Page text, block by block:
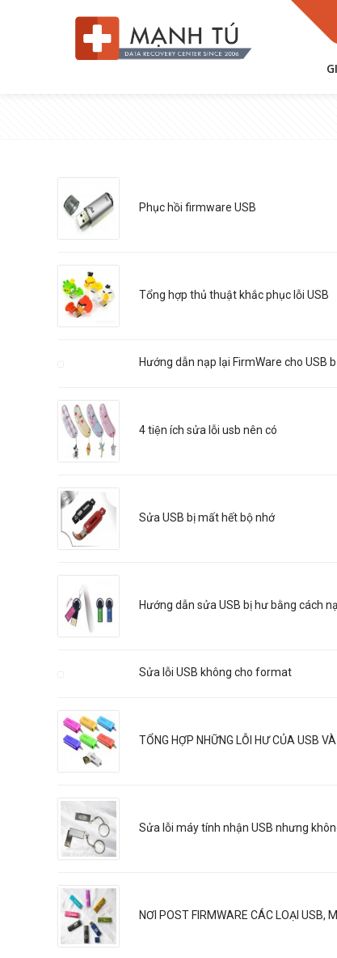
Phục hồi firmware USB
Tổng hợp thủ thuật khắc phục lỗi USB
Hướng dẫn nạp lại FirmWare cho
4 tiện ích sửa lỗi usb nên có
Sửa USB bị mất hết bộ nhớ
Hướng dẫn sửa USB bị hư bằng cách
Sửa lỗi USB không cho format
TỔNG HỢP NHỮNG LỖI HƯ CỦA USB
Sửa lỗi máy tính nhận USB nhưng
NƠI POST FIRMWARE CÁC LOẠI USB,